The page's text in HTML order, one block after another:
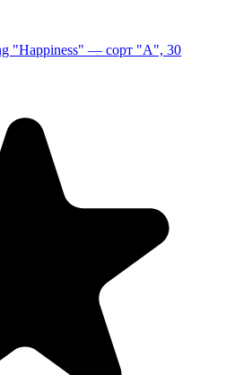
"Happiness" — сорт "A", 30